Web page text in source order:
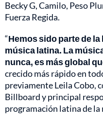
Becky G, Camilo, Peso
Fuerza Regida.
“Hemos sido parte de
música latina. La
nunca, es más global
crecido más rápido en
previamente Leila Cobo,
Billboard y principal
programación latina de la